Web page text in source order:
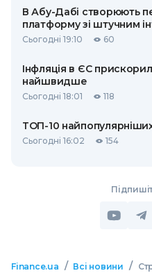
В Абу-Дабі створюють
платформу зі штучним
Сьогодні 19:10 60
Інфляція в ЄС
найшвидше
Сьогодні 18:01 118
ТОП-10
Сьогодні 16:02 154
Finance.ua / Всі новини /